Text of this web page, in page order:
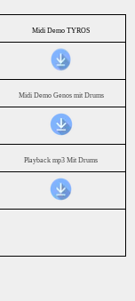
Midi Demo TYROS
Midi Demo Genos mit Drums
Playback mp3 Mit Drums